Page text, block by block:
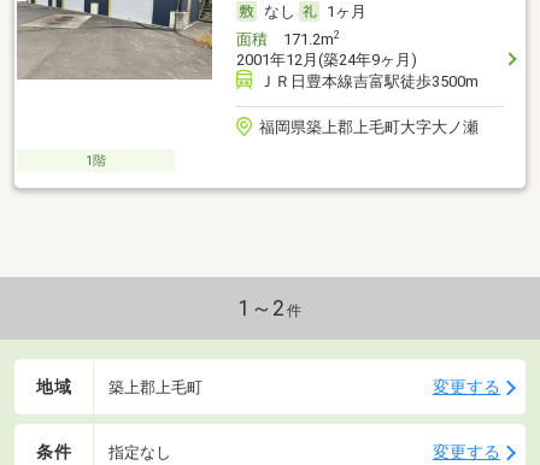
なし
1ヶ月
面積171.2m2
2001年12月(築24年9ヶ月)
ＪＲ日豊本線吉富駅徒歩3500m
福岡県築上郡上毛町大字大ノ瀬
1階
1～2 件
地域 築上郡上毛町 変更する
条件 指定なし 変更する